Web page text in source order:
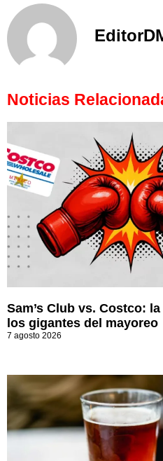
Noticias
Sam’s Club vs. Costco:
los gigantes del mayoreo
7 agosto 2026